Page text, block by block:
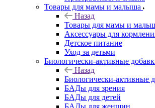
Товары для мамы и малыша
Назад
Товары для мамы и
Аксессуары для
Детское питание
Уход за детьми
Биологически-активные
Назад
Биологически-активные
БАДы для зрения
БАДы для детей
БАДы для женщин